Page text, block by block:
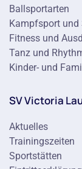
Ballsportarten
Kampfsport und
Fitness und
Tanz und
Kinder- und
SV Victoria
Aktuelles
Trainingszeiten
Sportstätten